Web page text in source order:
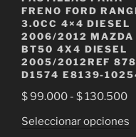
FRENO FORD
3.0CC 4×4 DIESEL
2006/2012 MAZDA
BT50 4X4 DIESEL
2005/2012REF
D1574 E8139-
$99.000 - $130.500
Seleccionar opciones